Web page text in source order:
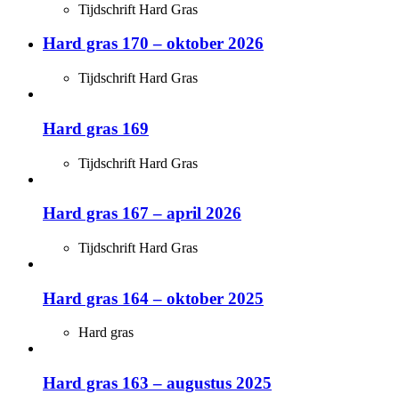
Tijdschrift Hard Gras
Hard gras 170 – oktober 2026
Tijdschrift Hard Gras
Hard gras 169
Tijdschrift Hard Gras
Hard gras 167 – april 2026
Tijdschrift Hard Gras
Hard gras 164 – oktober 2025
Hard gras
Hard gras 163 – augustus 2025